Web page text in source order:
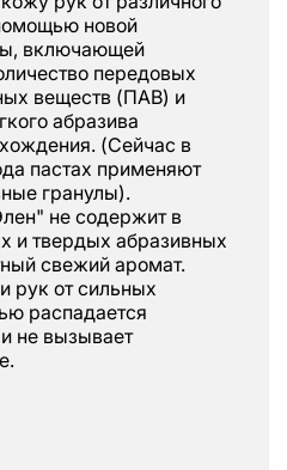
новой
включающей
передовых
веществ (ПАВ) и
абразива
(Сейчас в
пастах применяют
гранулы).
не содержит в
и твердых абразивных
свежий аромат.
рук от сильных
распадается
не вызывает